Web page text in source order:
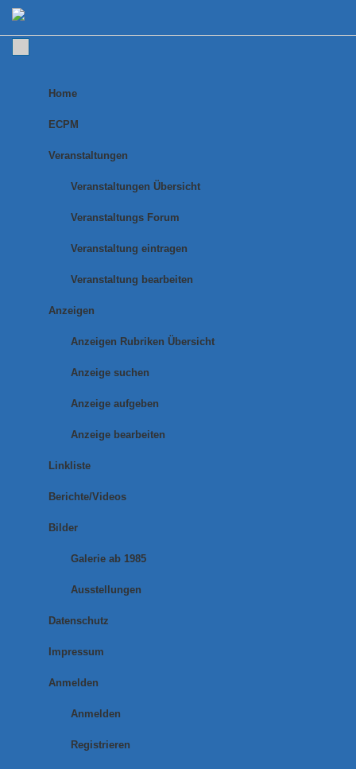
Zum
Inhalt
Navigation
Home
ECPM
Veranstaltungen
Veranstaltungen Übersicht
Veranstaltungs Forum
Veranstaltung eintragen
Veranstaltung bearbeiten
Anzeigen
Anzeigen Rubriken Übersicht
Anzeige suchen
Anzeige aufgeben
Anzeige bearbeiten
Linkliste
Berichte/Videos
Bilder
Galerie ab 1985
Ausstellungen
Datenschutz
Impressum
Anmelden
Anmelden
Registrieren